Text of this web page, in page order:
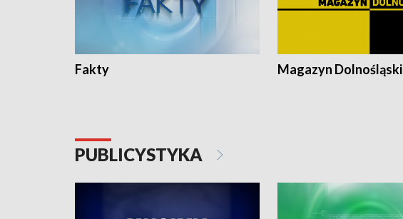
Fakty Magazyn Dolnośląski
PUBLICYSTYKA